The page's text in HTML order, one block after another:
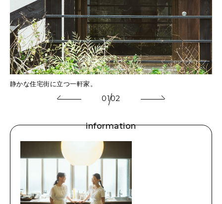
静かな住宅街に立つ一軒家。
0102
information